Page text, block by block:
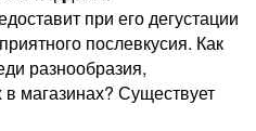
при его дегустации
послевкусия. Как
разнообразия,
магазинах? Существует